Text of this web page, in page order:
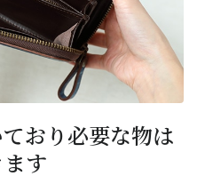
おり必要な物は
す